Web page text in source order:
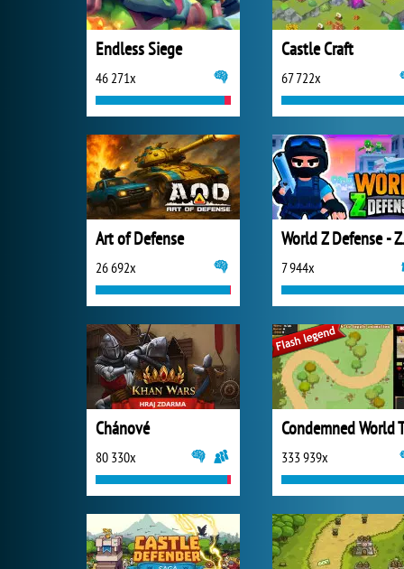
Endless Siege
46 271x
Castle Craft
67 722x
Art of Defense
26 692x 7 944x
Chánové
80 330x
Condemned World
333 939x